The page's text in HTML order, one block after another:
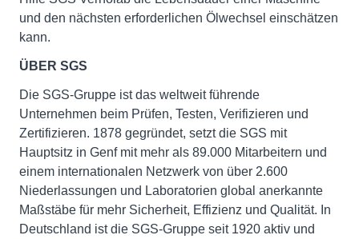
und den nächsten erforderlichen Ölwechsel einschätzen
kann.
ÜBER SGS
Die SGS-Gruppe ist das weltweit führende
Unternehmen beim Prüfen, Testen, Verifizieren und
Zertifizieren. 1878 gegründet, setzt die SGS mit
Hauptsitz in Genf mit mehr als 89.000 Mitarbeitern und
einem internationalen Netzwerk von über 2.600
Niederlassungen und Laboratorien global anerkannte
Maßstäbe für mehr Sicherheit, Effizienz und Qualität. In
Deutschland ist die SGS-Gruppe seit 1920 aktiv und